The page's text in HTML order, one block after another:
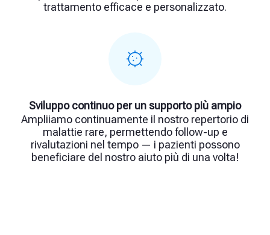
trattamento efficace e personalizzato.
Sviluppo continuo per un supporto più ampio
Ampliiamo continuamente il nostro repertorio di
malattie rare, permettendo follow-up e
rivalutazioni nel tempo — i pazienti possono
beneficiare del nostro aiuto più di una volta!